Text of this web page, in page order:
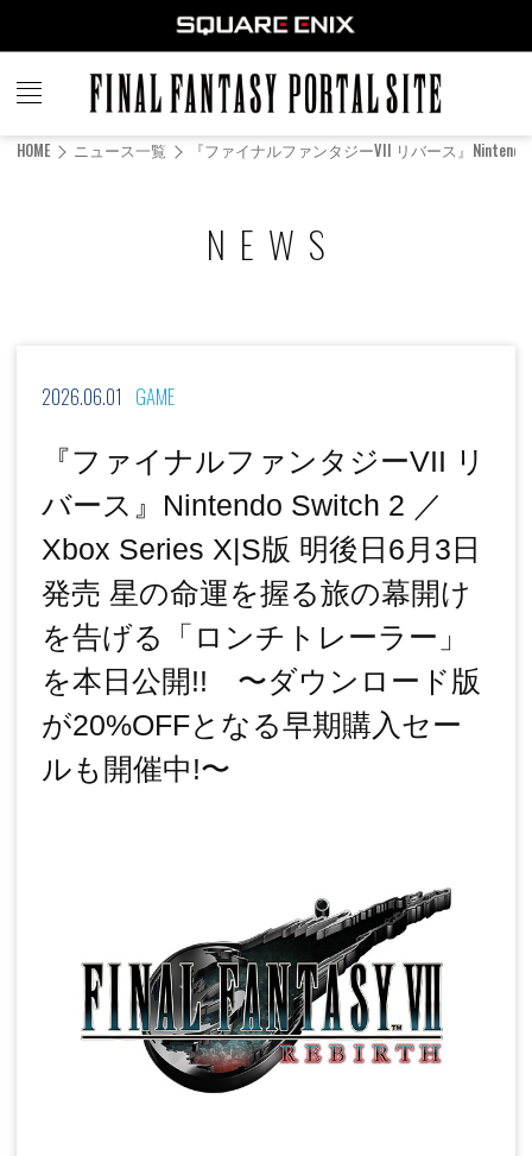
FINAL
FANTASY
HOME ニュース一覧 『ファイナルファンタジーVII リバース』
NEWS
GAME
2026.06.01
『ファイナルファンタジーVII リ
バース』Nintendo Switch 2 ／
Xbox Series X|S版 明後日6月3日
発売 星の命運を握る旅の幕開け
を告げる「ロンチトレーラー」
を本日公開!! 〜ダウンロード版
が20%OFFとなる早期購入セー
ルも開催中!〜